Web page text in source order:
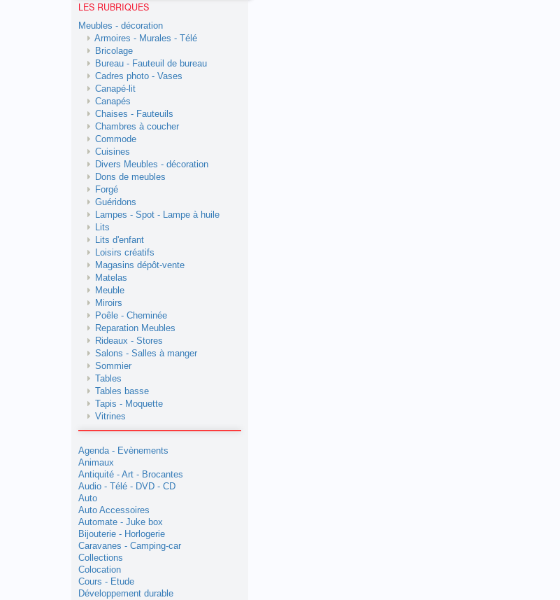
LES RUBRIQUES
Meubles - décoration
Armoires - Murales - Télé
Bricolage
Bureau - Fauteuil de bureau
Cadres photo - Vases
Canapé-lit
Canapés
Chaises - Fauteuils
Chambres à coucher
Commode
Cuisines
Divers Meubles - décoration
Dons de meubles
Forgé
Guéridons
Lampes - Spot - Lampe à huile
Lits
Lits d'enfant
Loisirs créatifs
Magasins dépôt-vente
Matelas
Meuble
Miroirs
Poêle - Cheminée
Reparation Meubles
Rideaux - Stores
Salons - Salles à manger
Sommier
Tables
Tables basse
Tapis - Moquette
Vitrines
Agenda - Evènements
Animaux
Antiquité - Art - Brocantes
Audio - Télé - DVD - CD
Auto
Auto Accessoires
Automate - Juke box
Bijouterie - Horlogerie
Caravanes - Camping-car
Collections
Colocation
Cours - Etude
Développement durable